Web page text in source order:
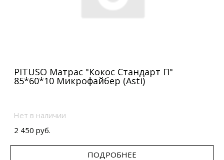
PITUSO Матрас "Кокос Стандарт П"
85*60*10 Микрофайбер (Asti)
Нет в наличии
2 450 руб.
ПОДРОБНЕЕ